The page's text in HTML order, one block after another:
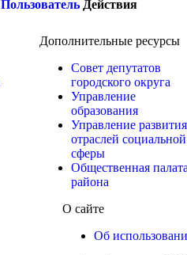
Пользователь Действия
Дополнительные ресурсы
Совет депутатов
городского округа
Управление
образования
Управление развития
отраслей социальной
сферы
Общественная
района
О сайте
Об